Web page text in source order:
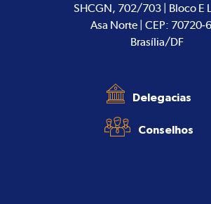
SHCGN, 702/703 | Bloco E
Asa Norte | CEP: 70720-
Brasília/DF
Delegacias
Conselhos